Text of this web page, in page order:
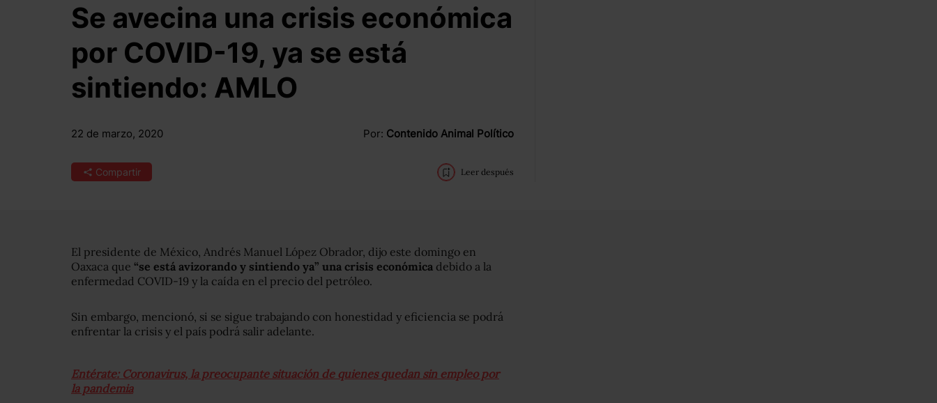
Se avecina una crisis económica
por COVID-19, ya se está
sintiendo: AMLO
22 de marzo, 2020 Por: Contenido Animal Político
Compartir Leer después
El presidente de México, Andrés Manuel López Obrador, dijo este domingo en
Oaxaca que “se está avizorando y sintiendo ya” una crisis económica debido a la
enfermedad COVID-19 y la caída en el precio del petróleo.
Sin embargo, mencionó, si se sigue trabajando con honestidad y eficiencia se podrá
enfrentar la crisis y el país podrá salir adelante.
Entérate: Coronavirus, la preocupante situación de quienes quedan sin empleo por
la pandemia